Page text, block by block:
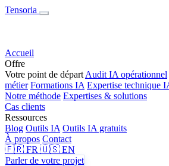
Tensoria
Accueil
Offre
Votre point de départ Audit IA opérationnel
métier Formations IA Expertise technique
Notre méthode Expertises & solutions
Cas clients
Ressources
Blog Outils IA Outils IA gratuits
À propos Contact
🇫🇷 FR 🇺🇸 EN
Parler de votre projet